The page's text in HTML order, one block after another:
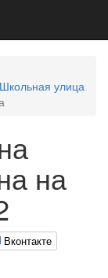
Школьная улица
на
Вконтакте